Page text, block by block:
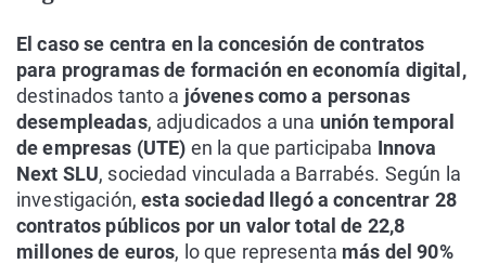
El caso se centra en la concesión de contratos
para programas de formación en economía digital,
destinados tanto a jóvenes como a personas
desempleadas, adjudicados a una unión temporal
de empresas (UTE) en la que participaba Innova
Next SLU, sociedad vinculada a Barrabés. Según la
investigación,esta sociedad llegó a concentrar 28
contratos públicos por un valor total de 22,8
millones de euros, lo que representa más del 90%